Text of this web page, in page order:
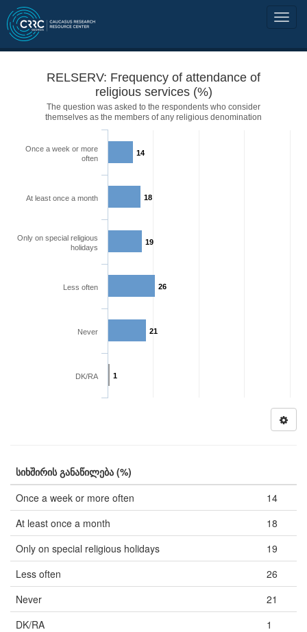
RELSERV: Frequency of attendance of
religious services (%)
The question was asked to the respondents who consider
themselves as the members of any religious denomination
14
18
19
26
21
1
Once a week or more
often
At least once a month
Only on special religious
holidays
Less often
Never
DK/RA
სიხშირის განაწილება (%)
Once a week or more often
14
At least once a month
18
Only on special religious holidays
19
Less often
26
Never
21
DK/RA
1